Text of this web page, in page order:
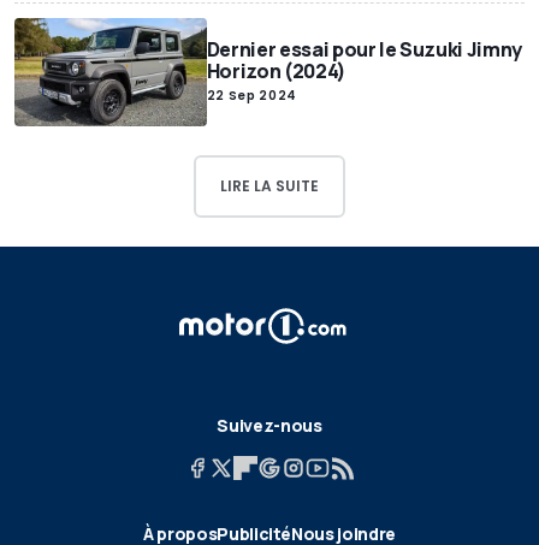
Dernier essai pour le Suzuki Jimny
Horizon (2024)
22 Sep 2024
LIRE LA SUITE
Suivez-nous
À proposPublicitéNous joindre